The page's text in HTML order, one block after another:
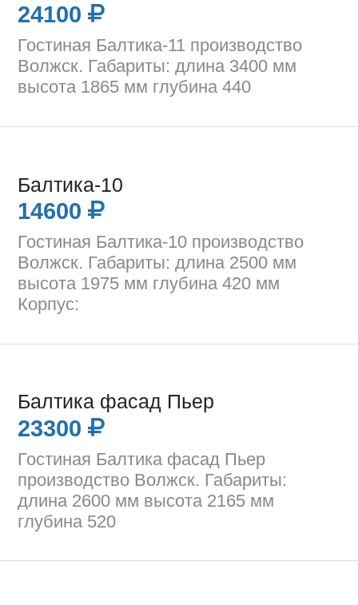
24100
Гостиная Балтика-11 производство
Волжск. Габариты: длина 3400 мм
высота 1865 мм глубина 440
Балтика-10
14600
Гостиная Балтика-10 производство
Волжск. Габариты: длина 2500 мм
высота 1975 мм глубина 420 мм
Корпус:
Балтика фасад Пьер
23300
Гостиная Балтика фасад Пьер
производство Волжск. Габариты:
длина 2600 мм высота 2165 мм
глубина 520